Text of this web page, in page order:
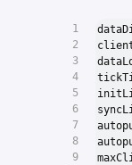
1
2
3
4
5
6
7
8
9